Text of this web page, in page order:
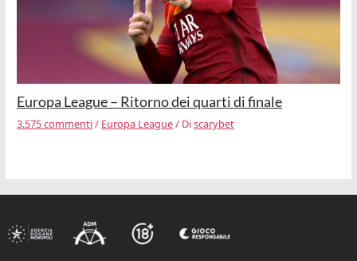
Europa League – Ritorno dei quarti di finale
3.575 commenti/ Europa League/ Discarybet